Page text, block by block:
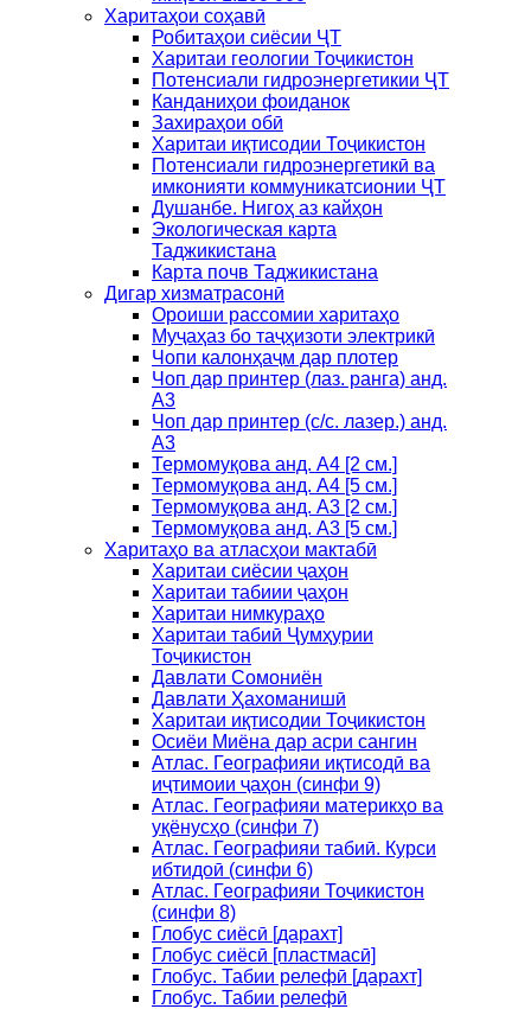
Харитаҳои соҳавӣ
Робитаҳои сиёсии ҶТ
Харитаи геологии Тоҷикистон
Потенсиали гидроэнергетикии ҶТ
Канданиҳои фоиданок
Захираҳои обӣ
Харитаи иқтисодии Тоҷикистон
Потенсиали гидроэнергетикӣ ва
имконияти коммуникатсионии ҶТ
Душанбе. Нигоҳ аз кайҳон
Экологическая карта
Таджикистана
Карта почв Таджикистана
Дигар хизматрасонӣ
Ороиши рассомии харитаҳо
Муҷаҳаз бо таҷҳизоти электрикӣ
Чопи калонҳаҷм дар плотер
Чоп дар принтер (лаз. ранга) анд.
А3
Чоп дар принтер (с/с. лазер.) анд.
А3
Термомуқова анд. А4 [2 см.]
Термомуқова анд. А4 [5 см.]
Термомуқова анд. А3 [2 см.]
Термомуқова анд. А3 [5 см.]
Харитаҳо ва атласҳои мактабӣ
Харитаи сиёсии ҷаҳон
Харитаи табиии ҷаҳон
Харитаи нимкураҳо
Харитаи табиӣ Ҷумҳурии
Тоҷикистон
Давлати Сомониён
Давлати Ҳахоманишӣ
Харитаи иқтисодии Тоҷикистон
Осиёи Миёна дар асри сангин
Атлас. Географияи иқтисодӣ ва
иҷтимоии ҷаҳон (синфи 9)
Атлас. Географияи материкҳо ва
уқёнусҳо (синфи 7)
Атлас. Географияи табиӣ. Курси
ибтидоӣ (синфи 6)
Атлас. Географияи Тоҷикистон
(синфи 8)
Глобус сиёсӣ [дарахт]
Глобус сиёсӣ [пластмасӣ]
Глобус. Табии релефӣ [дарахт]
Глобус. Табии релефӣ